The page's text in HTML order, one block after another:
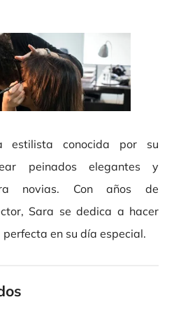
conocida por su
peinados elegantes y
novias. Con años de
Sara se dedica a hacer
en su día especial.